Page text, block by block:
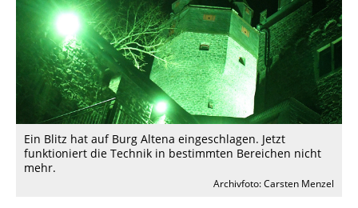
Ein Blitz hat auf Burg Altena eingeschlagen. Jetzt
funktioniert die Technik in bestimmten Bereichen nicht
mehr.
Archivfoto: Carsten Menzel